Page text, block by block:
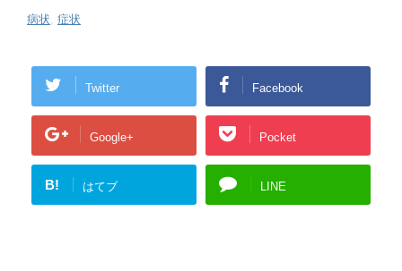
病状 症状
Twitter Facebook
Google+ Pocket
B! はてブ LINE